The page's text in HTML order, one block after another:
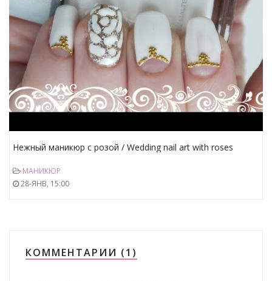
Нежный маникюр с розой / Wedding nail art with roses
МАНИКЮР
28-ЯНВ, 15:00
КОММЕНТАРИИ (1)